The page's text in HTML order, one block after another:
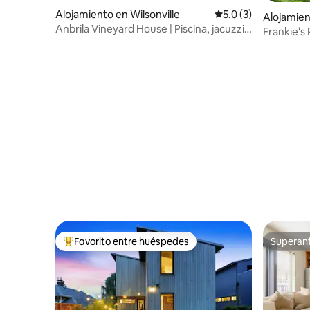
Alojamiento en Wilsonville Calificación
5.0 (3)
Anbrila Vineyard House | Piscina, jacuzzi y
Frankie's
Favorito entre huéspedes preferido
Favorito entre huéspedes